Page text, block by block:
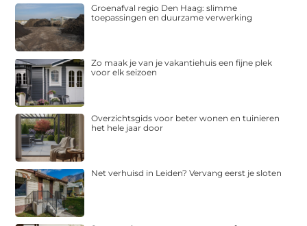
Groenafval regio Den Haag: slimme
toepassingen en duurzame verwerking
Zo maak je van je vakantiehuis een fijne plek
voor elk seizoen
Overzichtsgids voor beter wonen en tuinieren
het hele jaar door
Net verhuisd in Leiden? Vervang eerst je sloten